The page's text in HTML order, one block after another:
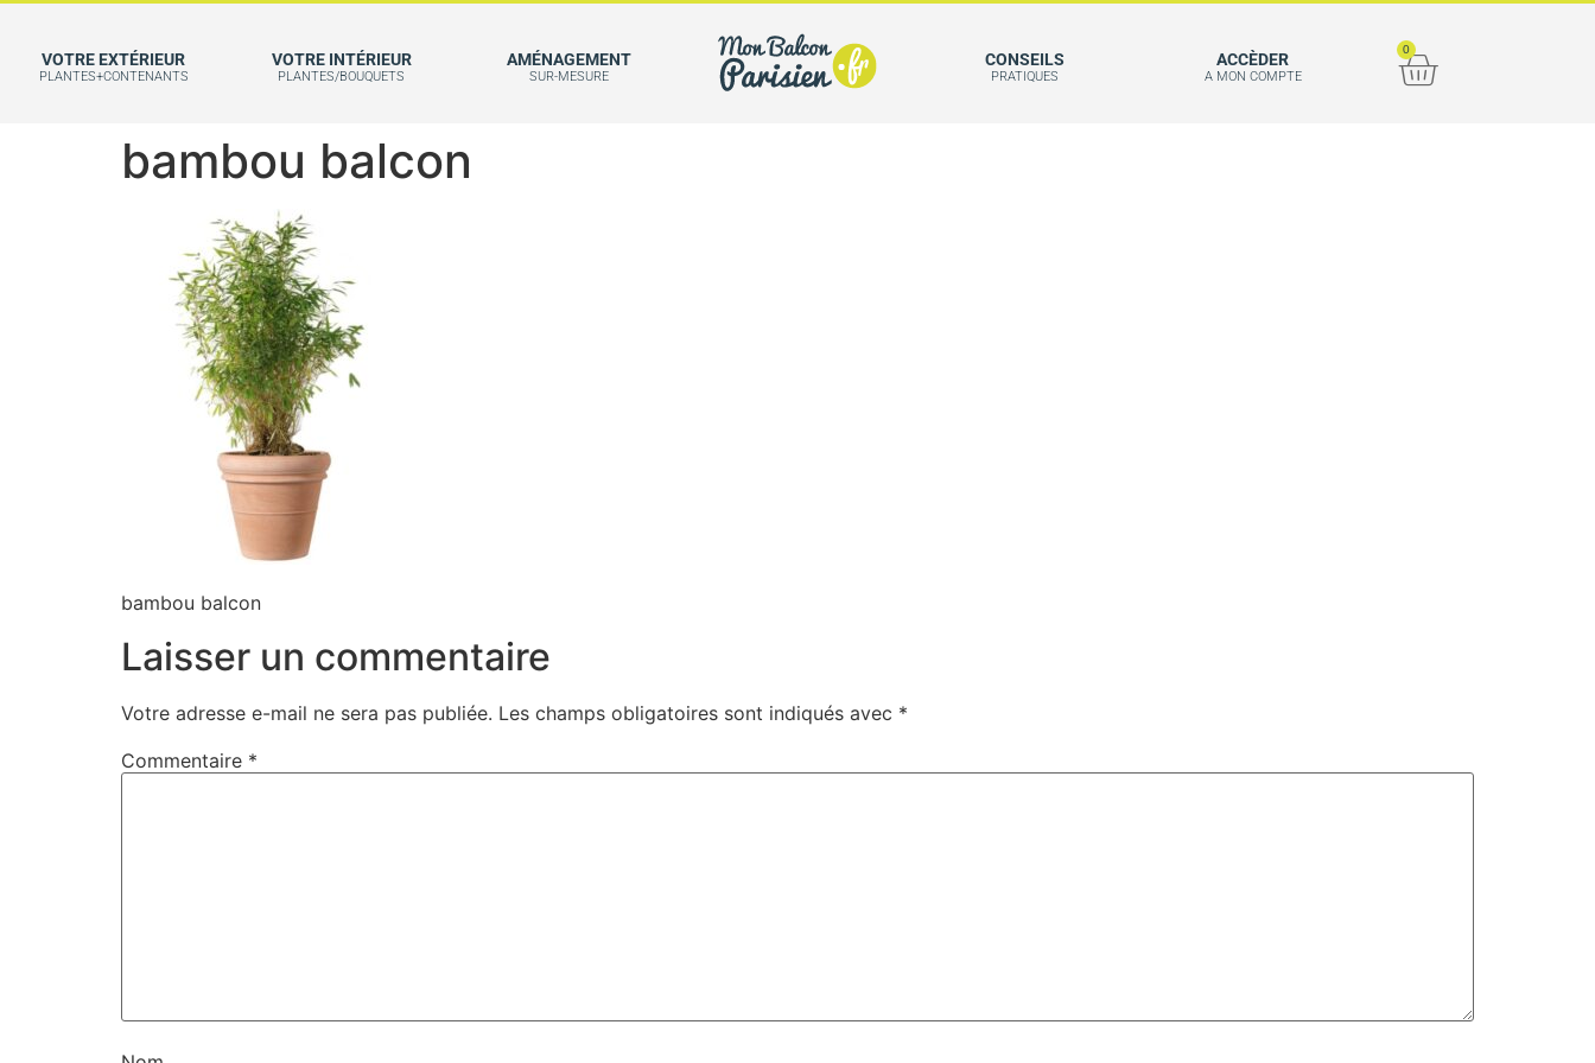
VOTRE EXTÉRIEUR
PLANTES+CONTENANTS
VOTRE INTÉRIEUR
PLANTES/BOUQUETS
AMÉNAGEMENT
SUR-MESURE
CONSEILS
PRATIQUES
ACCÈDER
A MON COMPTE
0
bambou balcon
bambou balcon
Laisser un commentaire
Votre adresse e-mail ne sera pas publiée. Les champs obligatoires sont indiqués avec *
Commentaire *